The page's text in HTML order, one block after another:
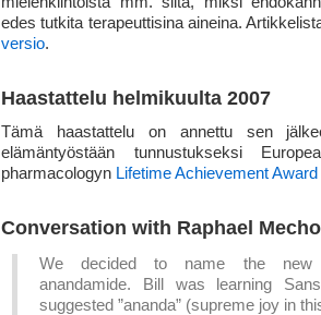
edes tutkita terapeuttisina aineina.
versio.
Haastattelu helmikuulta 2007
Tämä haastattelu on annettu sen
elämäntyöstään tunnustukseksi
pharmacologyn Lifetime Achievement Award
Conversation with Raphael
We decided to name the new
anandamide. Bill was learning
suggested ”ananda” (supreme joy in